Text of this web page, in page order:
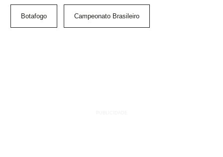
Botafogo Campeonato Brasileiro